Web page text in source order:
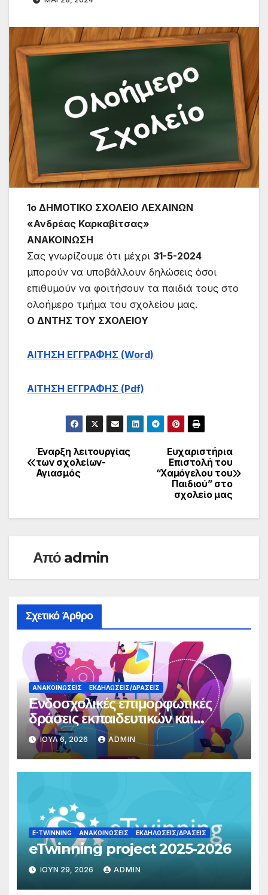
1ο ΔΗΜΟΤΙΚΟ ΣΧΟΛΕΙΟ ΛΕΧΑΙΝΩΝ
«Ανδρέας Καρκαβίτσας»
ΑΝΑΚΟΙΝΩΣΗ
Σας γνωρίζουμε ότι μέχρι 31-5-2024
μπορούν να υποβάλλουν δηλώσεις όσοι
επιθυμούν να φοιτήσουν τα παιδιά τους στο
ολοήμερο τμήμα του σχολείου μας.
Ο ΔΝΤΗΣ ΤΟΥ ΣΧΟΛΕΙΟΥ
ΑΙΤΗΣΗ ΕΓΓΡΑΦΗΣ (Word)
ΑΙΤΗΣΗ ΕΓΓΡΑΦΗΣ (Pdf)
Πλοήγηση
άρθρων
Ευχαριστήρια
Επιστολή του
“Χαμόγελου του
Παιδιού” στο
σχολείο μας
Έναρξη λειτουργίας
των σχολείων-
Αγιασμός
Από admin
Σχετικό Άρθρο
ΑΝΑΚΟΙΝΏΣΕΙΣ ΕΚΔΗΛΏΣΕΙΣ/ΔΡΆΣΕΙΣ
Ενδοσχολικές επιμορφωτικές
δράσεις εκπαιδευτικών και
γονέων
ΙΟΎΛ 6, 2026 ADMIN
E-TWINNING ΑΝΑΚΟΙΝΏΣΕΙΣ ΕΚΔΗΛΏΣΕΙΣ/ΔΡΆΣΕΙΣ
eTwinning project 2025-2026
ΙΟΎΝ 29, 2026 ADMIN